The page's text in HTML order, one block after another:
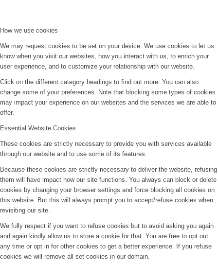
How we use cookies
We may request cookies to be set on your device. We use cookies to let us
know when you visit our websites, how you interact with us, to enrich your
user experience, and to customize your relationship with our website.
Click on the different category headings to find out more. You can also
change some of your preferences. Note that blocking some types of cookies
may impact your experience on our websites and the services we are able to
offer.
Essential Website Cookies
These cookies are strictly necessary to provide you with services available
through our website and to use some of its features.
Because these cookies are strictly necessary to deliver the website, refusing
them will have impact how our site functions. You always can block or delete
cookies by changing your browser settings and force blocking all cookies on
this website. But this will always prompt you to accept/refuse cookies when
revisiting our site.
We fully respect if you want to refuse cookies but to avoid asking you again
and again kindly allow us to store a cookie for that. You are free to opt out
any time or opt in for other cookies to get a better experience. If you refuse
cookies we will remove all set cookies in our domain.